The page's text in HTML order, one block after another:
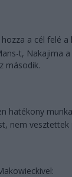
a cél felé
t, Nakajima
második.
hatékony
nem vesztettek